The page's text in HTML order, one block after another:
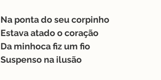
Na ponta do seu corpinho
Estava atado o coração
Da minhoca fiz um fio
Suspenso na ilusão